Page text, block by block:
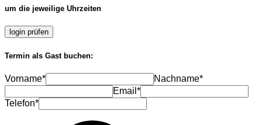
um die jeweilige Uhrzeiten
login prüfen
Termin als Gast buchen:
Vorname*
Nachname*
Email*
Telefon*